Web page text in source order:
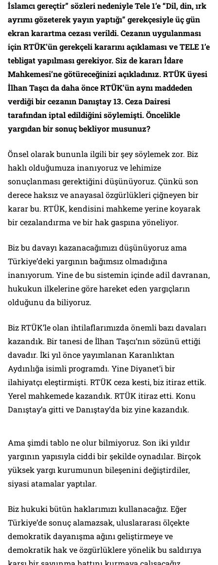
İslamcı gereçtir” sözleri nedeniyle Tele 1’e “Dil, din, ırk
ayrımı gözeterek yayın yaptığı” gerekçesiyle üç gün
ekran karartma cezası verildi. Cezanın uygulanması
için RTÜK’ün gerekçeli kararını açıklaması ve TELE 1’e
tebligat yapılması gerekiyor. Siz de kararı İdare
Mahkemesi’ne götüreceğinizi açıkladınız. RTÜK üyesi
İlhan Taşcı da daha önce RTÜK’ün aynı maddeden
verdiği bir cezanın Danıştay 13. Ceza Dairesi
tarafından iptal edildiğini söylemişti. Öncelikle
yargıdan bir sonuç bekliyor musunuz?
Önsel olarak bununla ilgili bir şey söylemek zor. Biz
haklı olduğumuza inanıyoruz ve lehimize
sonuçlanması gerektiğini düşünüyoruz. Çünkü son
derece haksız ve anayasal özgürlükleri çiğneyen bir
karar bu. RTÜK, kendisini mahkeme yerine koyarak
bir cezalandırma ve bir hak gaspına yöneliyor.
Biz bu davayı kazanacağımızı düşünüyoruz ama
Türkiye’deki yargının bağımsız olmadığına
inanıyorum. Yine de bu sistemin içinde adil davranan,
hukukun ilkelerine göre hareket eden yargıçların
olduğunu da biliyoruz.
Biz RTÜK’le olan ihtilaflarımızda önemli bazı davaları
kazandık. Bir tanesi de İlhan Taşcı’nın sözünü ettiği
davadır. İki yıl önce yayımlanan Karanlıktan
Aydınlığa isimli programdı. Yine Diyanet’i bir
ilahiyatçı eleştirmişti. RTÜK ceza kesti, biz itiraz ettik.
Yerel mahkemede kazandık. RTÜK itiraz etti. Konu
Danıştay’a gitti ve Danıştay’da biz yine kazandık.
Ama şimdi tablo ne olur bilmiyoruz. Son iki yıldır
yargının yapısıyla ciddi bir şekilde oynadılar. Birçok
yüksek yargı kurumunun bileşenini değiştirdiler,
siyasi atamalar yaptılar.
Biz hukuki bütün haklarımızı kullanacağız. Eğer
Türkiye’de sonuç alamazsak, uluslararası ölçekte
demokratik dayanışma ağını geliştirmeye ve
demokratik hak ve özgürlüklere yönelik bu saldırıya